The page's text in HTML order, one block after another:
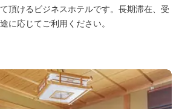
頂けるビジネスホテルです。長期滞在、受
に応じてご利用ください。